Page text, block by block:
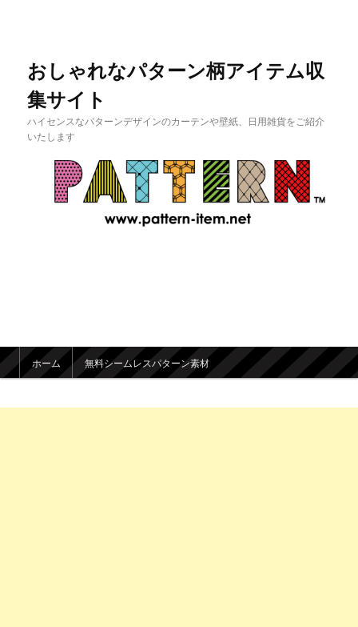
おしゃれなパターン柄アイテム収
集サイト
ハイセンスなパターンデザインのカーテンや壁紙、日用雑貨をご紹介
いたします
メインメニュー
メインコンテンツへ移動
サブコンテンツへ移動
ホーム 無料シームレスパターン素材